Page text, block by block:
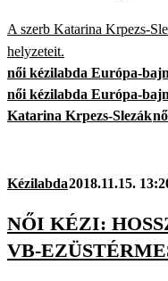
A szerb Katarina Krpezs-
helyzeteit.
női kézilabda Európa-
női kézilabda Európa-
Katarina Krpezs-Slezák
Kézilabda2018.11.15.
NŐI KÉZI:
VB-